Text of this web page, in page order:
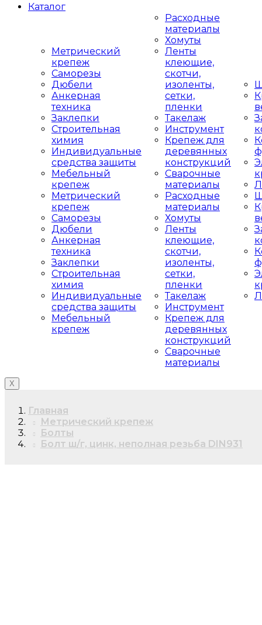
Каталог
Метрический
крепеж
Саморезы
Дюбели
Анкерная
техника
Заклепки
Строительная
химия
Индивидуальные
средства защиты
Мебельный
крепеж
Метрический
крепеж
Саморезы
Дюбели
Анкерная
техника
Заклепки
Строительная
химия
Индивидуальные
средства защиты
Мебельный
крепеж
Расходные
материалы
Хомуты
Ленты
клеющие,
скотчи,
изоленты,
сетки,
пленки
Такелаж
Инструмент
Крепеж для
деревянных
конструкций
Сварочные
материалы
Расходные
материалы
Хомуты
Ленты
клеющие,
скотчи,
изоленты,
сетки,
пленки
Такелаж
Инструмент
Крепеж для
деревянных
конструкций
Сварочные
материалы
X
Главная
Метрический крепеж
Болты
Болт ш/г, цинк, неполная резьба DIN931